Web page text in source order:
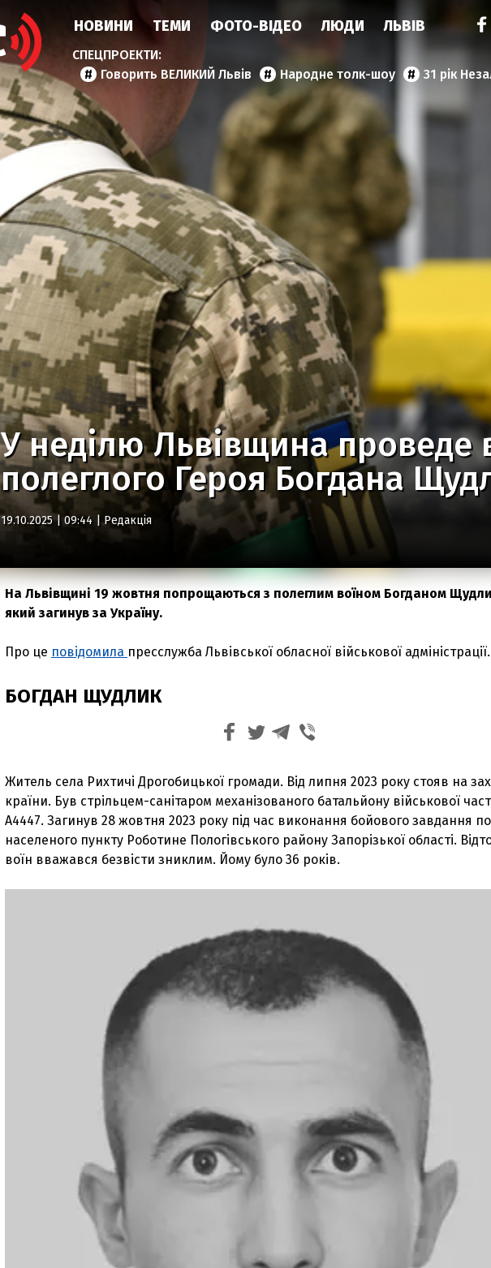
НОВИНИ ТЕМИ ФОТО-ВІДЕО ЛЮДИ ЛЬВІВ
Говорить ВЕЛИКИЙ Львів Народне толк-шоу 31 рік
У неділю Львівщина проведе
полеглого Героя Богдана
19.10.2025 | 09:44 |Редакція
На Львівщині 19 жовтня попрощаються з полеглим воїном Богданом
який загинув за Україну.
Про це повідомила пресслужба Львівської обласної військової адміністрації.
БОГДАН ЩУДЛИК
Житель села Рихтичі Дрогобицької громади. Від липня 2023 року стояв на
країни. Був стрільцем-санітаром механізованого батальйону військової
А4447. Загинув 28 жовтня 2023 року під час виконання бойового завдання
населеного пункту Роботине Пологівського району Запорізької області.
воїн вважався безвісти зниклим. Йому було 36 років.